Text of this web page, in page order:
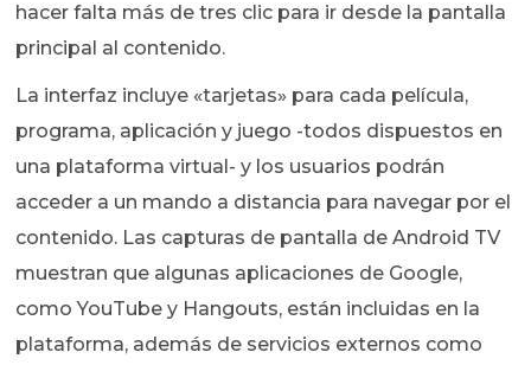
hacer falta más de tres clic para ir desde la pantalla
principal al contenido.
La interfaz incluye «tarjetas» para cada película,
programa, aplicación y juego -todos dispuestos en
una plataforma virtual- y los usuarios podrán
acceder a un mando a distancia para navegar por el
contenido. Las capturas de pantalla de Android TV
muestran que algunas aplicaciones de Google,
como YouTube y Hangouts, están incluidas en la
plataforma, además de servicios externos como